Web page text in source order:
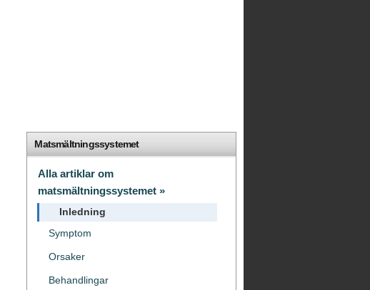
Matsmältningssystemet
Alla artiklar om
matsmältningssystemet »
Inledning
Symptom
Orsaker
Behandlingar